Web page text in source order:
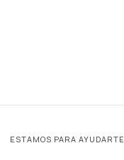
ESTAMOS PARA AYUDARTE